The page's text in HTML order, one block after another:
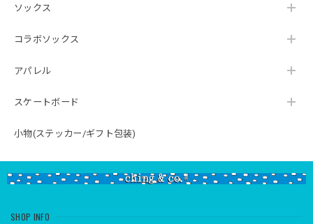
ソックス
コラボソックス
アパレル
スケートボード
小物(ステッカー/ギフト包装)
SHOP INFO